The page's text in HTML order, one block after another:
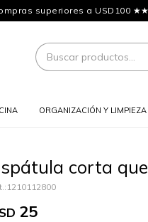
superiores a USD100
ORGANIZACIÓN Y LIMPIEZA
corta
1210112800
25